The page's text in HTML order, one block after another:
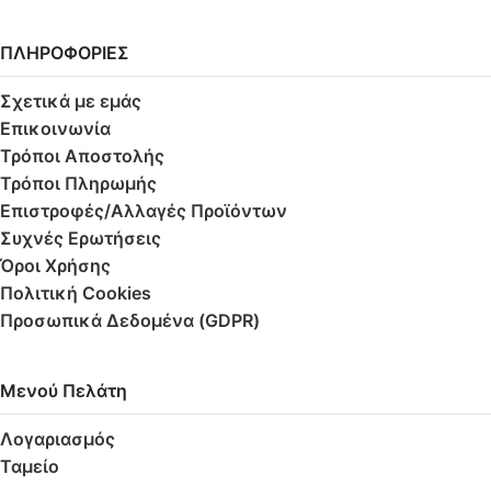
ΠΛΗΡΟΦΟΡΙΕΣ
Σχετικά με εμάς
Επικοινωνία
Τρόποι Αποστολής
Τρόποι Πληρωμής
Επιστροφές/Αλλαγές Προϊόντων
Συχνές Ερωτήσεις
Όροι Χρήσης
Πολιτική Cookies
Προσωπικά Δεδομένα (GDPR)
Μενού Πελάτη
Λογαριασμός
Ταμείο